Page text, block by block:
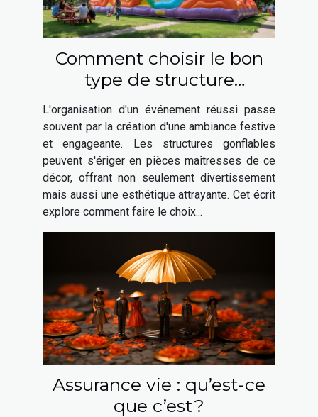
Comment choisir le bon
type de structure
gonflable pour votre
événement
L'organisation d'un événement réussi passe
souvent par la création d'une ambiance festive
et engageante. Les structures gonflables
peuvent s'ériger en pièces maîtresses de ce
décor, offrant non seulement divertissement
mais aussi une esthétique attrayante. Cet écrit
explore comment faire le choix...
Assurance vie : qu’est-ce
que c’est ?